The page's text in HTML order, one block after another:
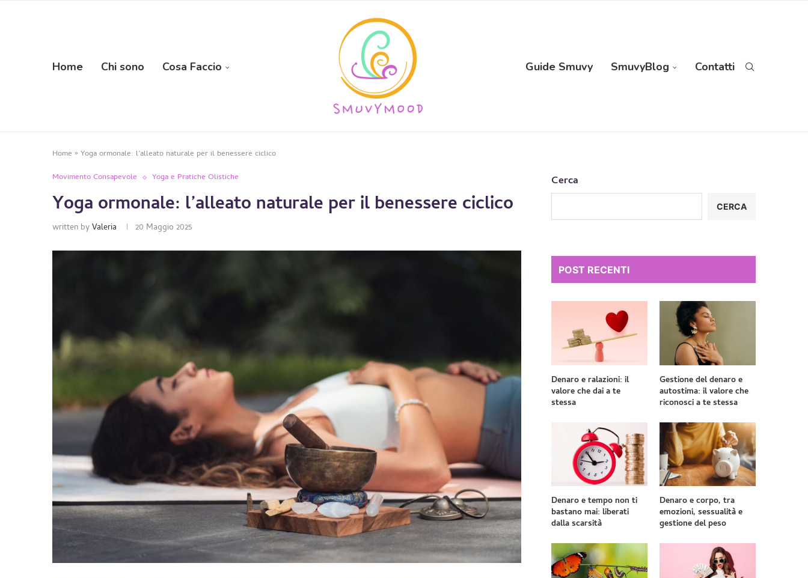
Home Chi sono Cosa Faccio Guide Smuvy SmuvyBlog Contatti
Home » Yoga ormonale: l’alleato naturale per il benessere ciclico
Movimento Consapevole
Yoga e Pratiche Olistiche
Yoga ormonale: l’alleato naturale per il benessere ciclico
written byValeria 20 Maggio 2025
Cerca
CERCA
POST RECENTI
Denaro e ralazioni: il
valore che dai a te
stessa
Gestione del denaro e
autostima: il valore che
riconosci a te stessa
Denaro e tempo non ti
bastano mai: liberati
dalla scarsità
Denaro e corpo, tra
emozioni, sessualità e
gestione del peso